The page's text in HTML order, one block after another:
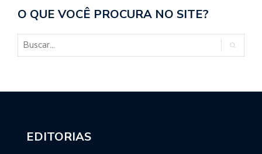
O QUE VOCÊ PROCURA NO SITE?
EDITORIAS